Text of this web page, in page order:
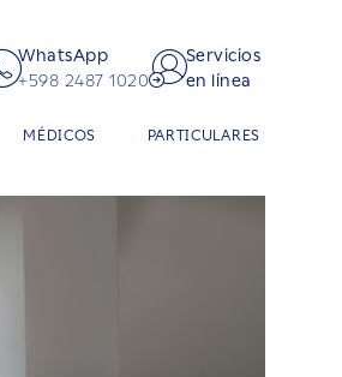
WhatsApp
+598 2487 1020
Servicios
en línea
MÉDICOS PARTICULARES